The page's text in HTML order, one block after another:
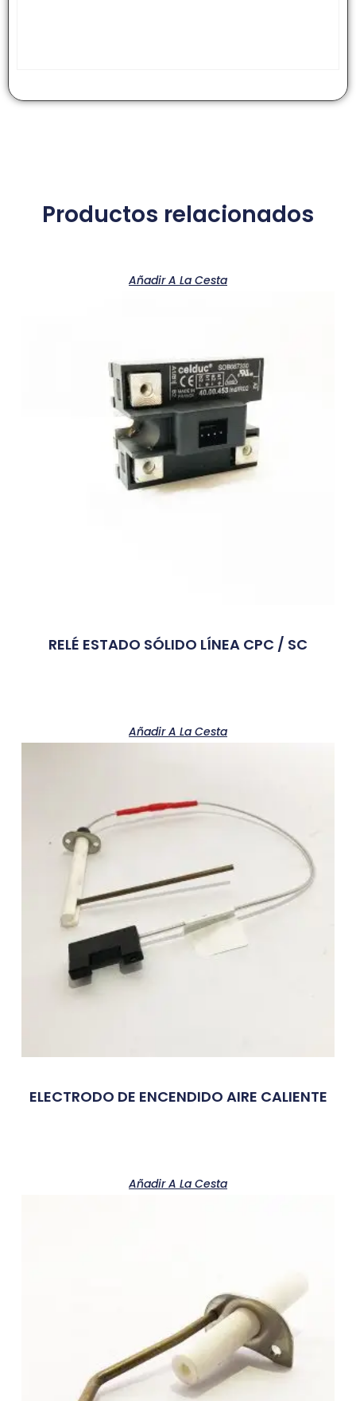
Productos relacionados
Añadir A La Cesta
RELÉ ESTADO SÓLIDO LÍNEA CPC / SC
Añadir A La Cesta
ELECTRODO DE ENCENDIDO AIRE CALIENTE
Añadir A La Cesta